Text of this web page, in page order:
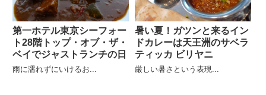
第一ホテル東京シーフォー
ト28階トップ・オブ・ザ・
ベイでジャストランチの日
雨に濡れずにいけるお...
暑い夏！ガツンと来るイン
ドカレーは天王洲のサベラ
ティッカ ビリヤニ
厳しい暑さという表現...